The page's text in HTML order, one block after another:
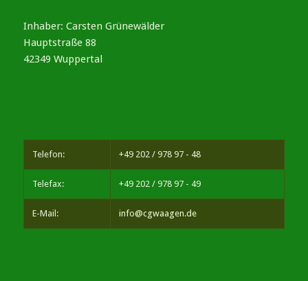
Inhaber: Carsten Grünewälder
Hauptstraße 88
42349 Wuppertal
Telefon: +49 202 / 978 97 - 48
Telefax: +49 202 / 978 97 - 49
E-Mail: info@cgwaagen.de